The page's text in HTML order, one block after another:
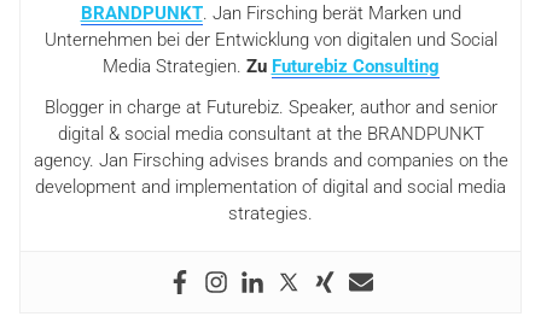
BRANDPUNKT. Jan Firsching berät Marken und
Unternehmen bei der Entwicklung von digitalen und Social
Media Strategien. Zu Futurebiz Consulting
Blogger in charge at Futurebiz. Speaker, author and senior
digital & social media consultant at the BRANDPUNKT
agency. Jan Firsching advises brands and companies on the
development and implementation of digital and social media
strategies.